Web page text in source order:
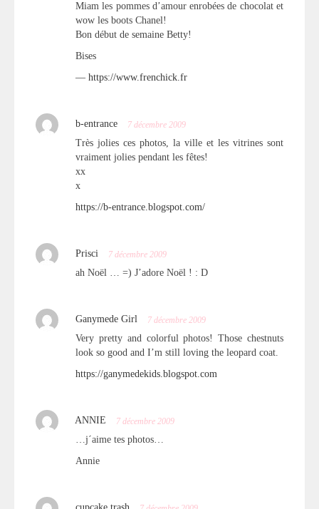
Miam les pommes d’amour enrobées de chocolat et
wow les boots Chanel!
Bon début de semaine Betty!
Bises
— https://www.frenchick.fr
b-entrance 7 décembre 2009
Très jolies ces photos, la ville et les vitrines sont
vraiment jolies pendant les fêtes!
xx
x
https://b-entrance.blogspot.com/
Prisci 7 décembre 2009
ah Noël … =) J’adore Noël ! : D
Ganymede Girl 7 décembre 2009
Very pretty and colorful photos! Those chestnuts
look so good and I’m still loving the leopard coat.
https://ganymedekids.blogspot.com
ANNIE 7 décembre 2009
…j´aime tes photos…
Annie